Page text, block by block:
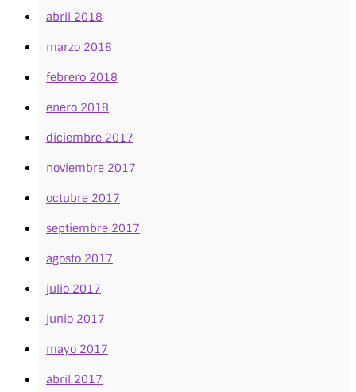
abril 2018
marzo 2018
febrero 2018
enero 2018
diciembre 2017
noviembre 2017
octubre 2017
septiembre 2017
agosto 2017
julio 2017
junio 2017
mayo 2017
abril 2017